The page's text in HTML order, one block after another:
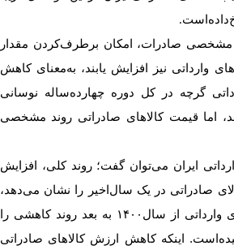
.
مشخصی صادرات، امکان برطرف‌کردن مقدار
وارداتی نیز افزایش یابند، به‌‌‌‌‌معنای کاهش
گرچه در کل دوره چهارده‌ساله نوسانی
را نشان می‌دهد، اما قیمت کالاهای صادراتی روند مشخصی
ایران می‌توان گفت؛ روند کلی، افزایش
صادراتی در یک سال‌اخیر را نشان می‌دهد،
به‌نحوی‌که رابطه مبادله یا ارزش هر‌تن کالای صادراتی به هر‌تن کالای وارداتی از سال‌۱۴۰۰ به بعد روند کاهشی را
مقدار خود رسیده‌است. اینکه کاهش ارزش کالاهای صادراتی